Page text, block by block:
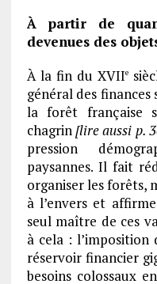
À partir de
devenues des
À la fin du XVIIe
général des finances
la forêt française
chagrin[lire aussi p.
pression
paysannes. Il fait
organiser les forêts,
à l’envers et
seul maître de ces
à cela :
réservoir financier
besoins colossaux